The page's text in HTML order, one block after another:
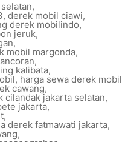
,
, derek mobil ciawi,
derek mobilindo,
jeruk,
,
mobil margonda,
,
kalibata,
, harga sewa derek mobil
cawang,
cilandak jakarta selatan,
jakarta,
,
derek fatmawati jakarta,
,